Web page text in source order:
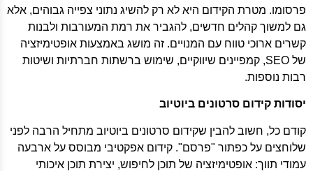
פרסומו. מטרת הקידום היא לא רק להשיג נתוני צפייה גבוהים, אלא
גם למשוך קהלים חדשים, להגביר את רמת המעורבות ולבנות
קשרים ארוכי טווח עם המנויים. זה מושג באמצעות אופטימיזציה
של SEO, קמפיינים שיווקיים, שימוש ברשתות חברתיות ושיטות
רבות נוספות.
יסודות קידום סרטונים ביוטיוב
קודם כל, חשוב להבין שקידום סרטונים ביוטיוב מתחיל הרבה לפני
שלוחצים על כפתור "פרסם". קידום אפקטיבי מבוסס על ארבעה
עמודי תווך: אופטימיזציה של תוכן לחיפוש, יצירת תוכן איכותי